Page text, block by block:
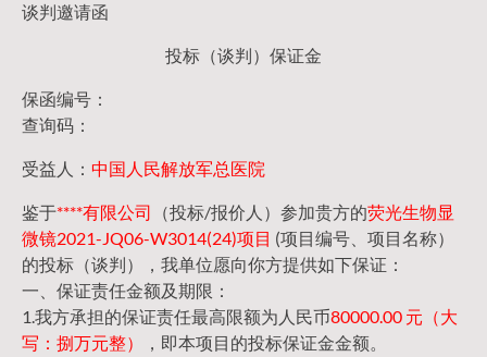
谈判邀请函
投标（谈判）保证金
保函编号：
查询码：
受益人： 中国人民解放军总医院
鉴于****有限公司 （投标/报价人）参加贵方的荧光生物显
微镜2021-JQ06-W3014(24)项目 (项目编号、项目名称）
的投标（谈判），我单位愿向你方提供如下保证：
一、保证责任金额及期限：
1.我方承担的保证责任最高限额为人民币80000.00 元（大
写：捌万元整）
，即本项目的投标保证金金额。